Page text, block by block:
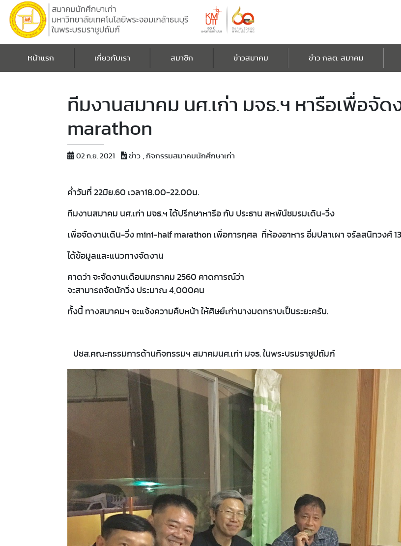
หน้าแรก เกี่ยวกับเรา สมาชิก ข่าวสมาคม ข่าว กลต. สมาคม
ทีมงานสมาคม นศ.เก่า มจธ.ฯ หารือเพื่อจั
marathon
02 ก.ย. 2021 ข่าว , กิจกรรมสมาคมนักศึกษาเก่า
ค่ำวันที่ 22มิย.60 เวลา18.00-22.00น.
ทีมงานสมาคม นศ.เก่า มจธ.ฯ ได้ปรึกษาหารือ กับ ประธาน สหพัน์ชมรมเดิน-วิ่ง
เพื่อจัดงานเดิน-วิ่ง mini-half marathon เพื่อการกุศล ที่ห้องอาหาร อิ่มปลาเผา จรัลสนิทวงศ์ 13
ได้ข้อมูลและแนวทางจัดงาน
คาดว่า จะจัดงานเดือนมกราคม 2560 คาดการณ์ว่า
จะสามารถจัดนักวิ่ง ประมาณ 4,000คน
ทั้งนี้ ทางสมาคมฯ จะแจ้งความคืบหน้า ให้ศิษย์เก่าบางมดทราบเป็นระยะครับ.
ปชส.คณะกรรมการด้านกิจกรรมฯ สมาคมนศ.เก่า มจธ. ในพระบรมราชูปถัมภ์